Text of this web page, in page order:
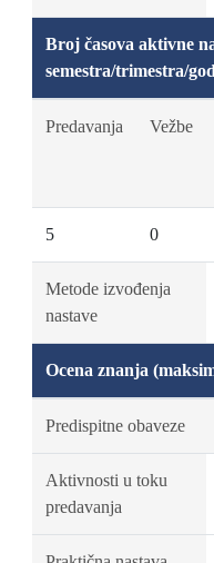
Broj časova aktivne
semestra/trimestra/
Predavanja Vežbe
5 0
Metode izvođenja
nastave
Ocena znanja
Predispitne obaveze
Aktivnosti u toku
predavanja